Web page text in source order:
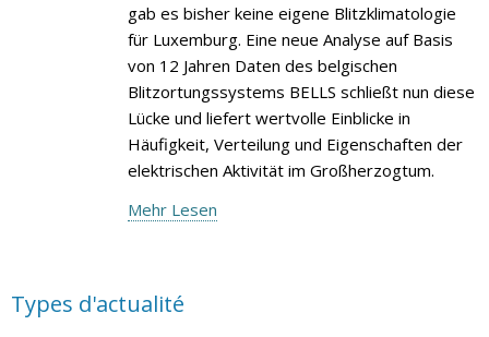
gab es bisher keine eigene Blitzklimatologie
für Luxemburg. Eine neue Analyse auf Basis
von 12 Jahren Daten des belgischen
Blitzortungssystems BELLS schließt nun diese
Lücke und liefert wertvolle Einblicke in
Häufigkeit, Verteilung und Eigenschaften der
elektrischen Aktivität im Großherzogtum.
Mehr Lesen
Types d'actualité